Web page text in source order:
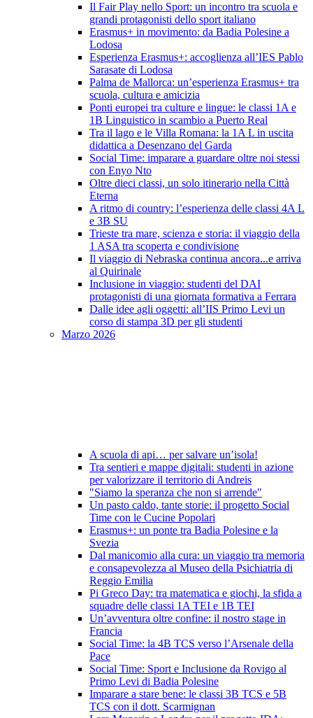
Il Fair Play nello Sport: un incontro tra scuola e
grandi protagonisti dello sport italiano
Erasmus+ in movimento: da Badia Polesine a
Lodosa
Esperienza Erasmus+: accoglienza all’IES Pablo
Sarasate di Lodosa
Palma de Mallorca: un’esperienza Erasmus+ tra
scuola, cultura e amicizia
Ponti europei tra culture e lingue: le classi 1A e
1B Linguistico in scambio a Puerto Real
Tra il lago e le Villa Romana: la 1A L in uscita
didattica a Desenzano del Garda
Social Time: imparare a guardare oltre noi stessi
con Enyo Nto
Oltre dieci classi, un solo itinerario nella Città
Eterna
A ritmo di country: l’esperienza delle classi 4A L
e 3B SU
Trieste tra mare, scienza e storia: il viaggio della
1 ASA tra scoperta e condivisione
Il viaggio di Nebraska continua ancora...e arriva
al Quirinale
Inclusione in viaggio: studenti del DAI
protagonisti di una giornata formativa a Ferrara
Dalle idee agli oggetti: all’IIS Primo Levi un
corso di stampa 3D per gli studenti
Marzo 2026
A scuola di api… per salvare un’isola!
Tra sentieri e mappe digitali: studenti in azione
per valorizzare il territorio di Andreis
"Siamo la speranza che non si arrende"
Un pasto caldo, tante storie: il progetto Social
Time con le Cucine Popolari
Erasmus+: un ponte tra Badia Polesine e la
Svezia
Dal manicomio alla cura: un viaggio tra memoria
e consapevolezza al Museo della Psichiatria di
Reggio Emilia
Pi Greco Day: tra matematica e giochi, la sfida a
squadre delle classi 1A TEI e 1B TEI
Un’avventura oltre confine: il nostro stage in
Francia
Social Time: la 4B TCS verso l’Arsenale della
Pace
Social Time: Sport e Inclusione da Rovigo al
Primo Levi di Badia Polesine
Imparare a stare bene: le classi 3B TCS e 5B
TCS con il dott. Scarmignan